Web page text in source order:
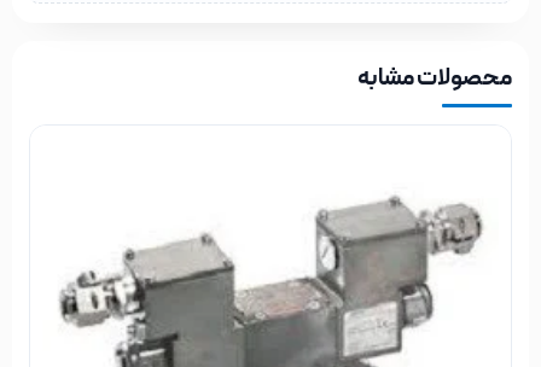
محصولات مشابه